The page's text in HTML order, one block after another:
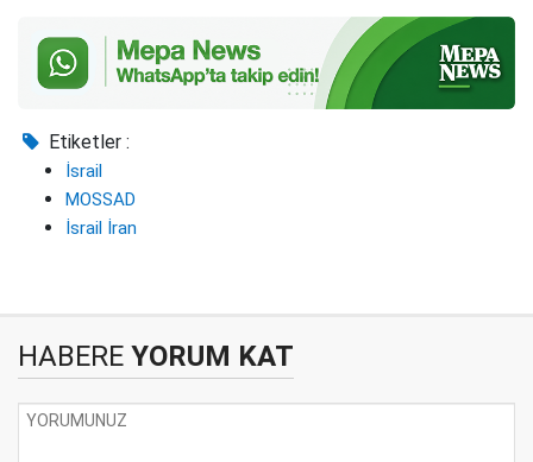
Etiketler :
İsrail
MOSSAD
İsrail İran
HABERE YORUM KAT